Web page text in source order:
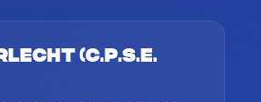
(C.P.S.E.